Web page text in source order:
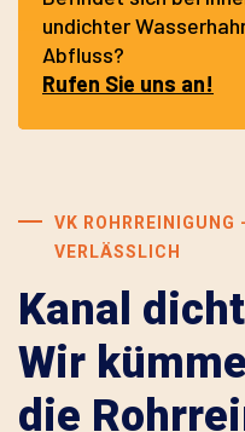
undichter
Abfluss?
Rufen Sie uns an!
VK ROHRREINIGUNG
VERLÄSSLICH
Kanal
Wir
die